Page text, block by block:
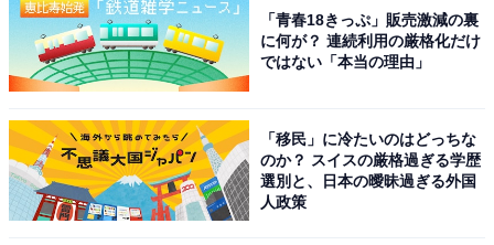
「青春18きっぷ」販売激減の裏
に何が？ 連続利用の厳格化だけ
ではない「本当の理由」
「移民」に冷たいのはどっちな
のか？ スイスの厳格過ぎる学歴
選別と、日本の曖昧過ぎる外国
人政策